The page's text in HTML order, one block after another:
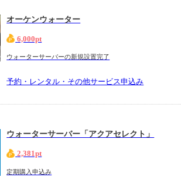
オーケンウォーター
6,000pt
ウォーターサーバーの新規設置完了
予約・レンタル・その他サービス申込み
ウォーターサーバー「アクアセレクト」
2,381pt
定期購入申込み